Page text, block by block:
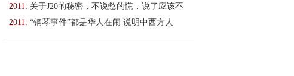
2011: 关于J20的秘密，不说憋的慌，说了应该不
2011: “钢琴事件”都是华人在闹 说明中西方人